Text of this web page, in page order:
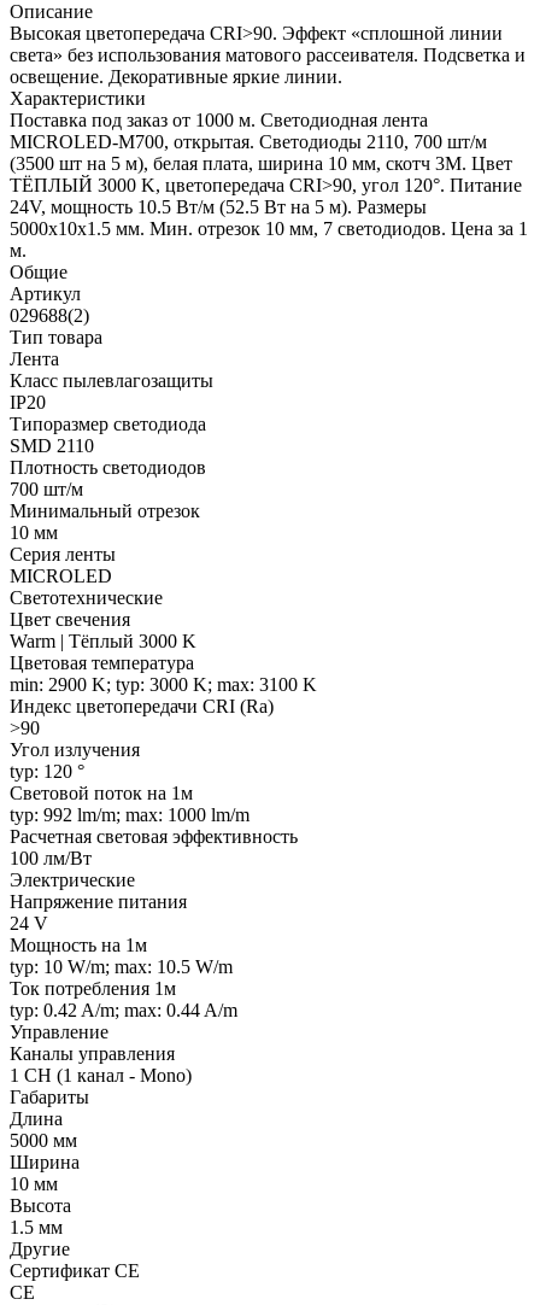
Описание
Высокая цветопередача CRI>90. Эффект «сплошной линии
света» без использования матового рассеивателя. Подсветка и
освещение. Декоративные яркие линии.
Характеристики
Поставка под заказ от 1000 м. Светодиодная лента
MICROLED-M700, открытая. Светодиоды 2110, 700 шт/м
(3500 шт на 5 м), белая плата, ширина 10 мм, скотч 3M. Цвет
ТЁПЛЫЙ 3000 K, цветопередача CRI>90, угол 120°. Питание
24V, мощность 10.5 Вт/м (52.5 Вт на 5 м). Размеры
5000x10x1.5 мм. Мин. отрезок 10 мм, 7 светодиодов. Цена за 1
м.
Общие
Артикул
029688(2)
Тип товара
Лента
Класс пылевлагозащиты
IP20
Типоразмер светодиода
SMD 2110
Плотность светодиодов
700 шт/м
Минимальный отрезок
10 мм
Серия ленты
MICROLED
Светотехнические
Цвет свечения
Warm | Тёплый 3000 K
Цветовая температура
min: 2900 K; typ: 3000 K; max: 3100 K
Индекс цветопередачи CRI (Ra)
>90
Угол излучения
typ: 120 °
Световой поток на 1м
typ: 992 lm/m; max: 1000 lm/m
Расчетная световая эффективность
100 лм/Вт
Электрические
Напряжение питания
24 V
Мощность на 1м
typ: 10 W/m; max: 10.5 W/m
Ток потребления 1м
typ: 0.42 A/m; max: 0.44 A/m
Управление
Каналы управления
1 CH (1 канал - Mono)
Габариты
Длина
5000 мм
Ширина
10 мм
Высота
1.5 мм
Другие
Сертификат CE
CE